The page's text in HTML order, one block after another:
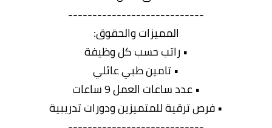
----------------------------
المميزات والحقوق:
• راتب حسب كل وظيفة
• تامين طبي عائلي
• عدد ساعات العمل 9 ساعات
• فرص ترقية للمتميزين ودورات تدريبية